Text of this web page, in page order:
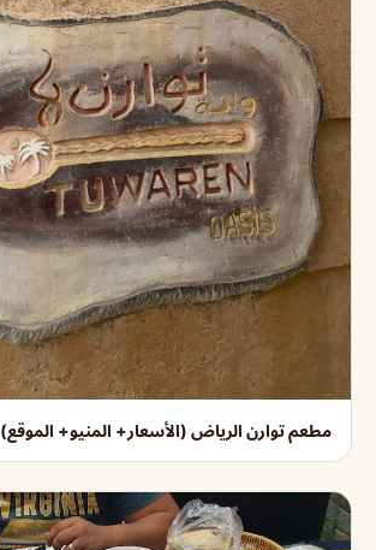
مطعم توارن الرياض (الأسعار+ المنيو+ الموقع)